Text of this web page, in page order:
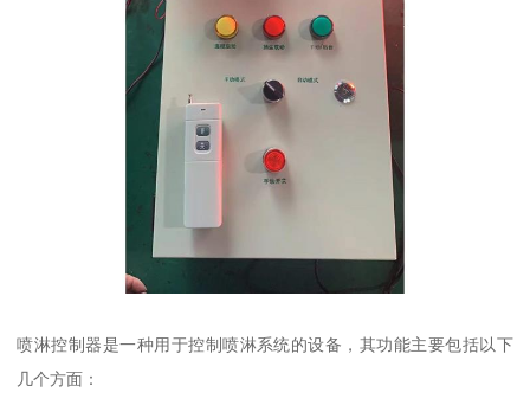
喷淋控制器是一种用于控制喷淋系统的设备，其功能主要包括以下
几个方面：